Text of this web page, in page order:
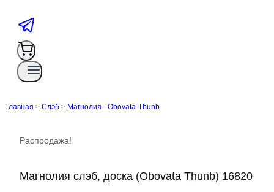
Главная > Слэб > Магнолия - Obovata-Thunb
Распродажа!
Магнолия слэб, доска (Obovata Thunb) 16820